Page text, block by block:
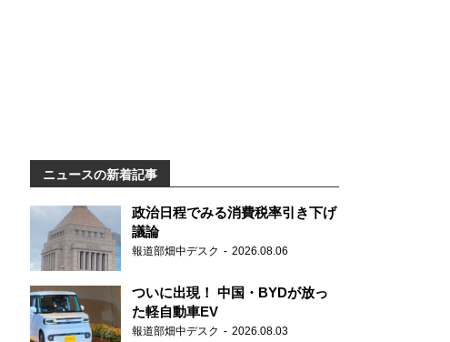
ニュースの新着記事
政治日程でみる消費税率引き下げ
議論
報道部畑中デスク 2026.08.06
ついに出現！ 中国・BYDが放っ
た軽自動車EV
報道部畑中デスク 2026.08.03